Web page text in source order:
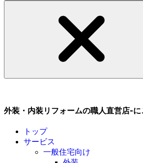
外装・内装リフォームの職人直営店-
トップ
サービス
一般住宅向け